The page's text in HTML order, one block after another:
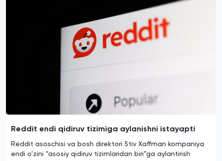
Reddit endi qidiruv tizimiga aylanishni istayapti
Reddit asoschisi va bosh direktori Stiv Xaffman kompaniya
endi o‘zini “asosiy qidiruv tizimlaridan biri”ga aylantirish